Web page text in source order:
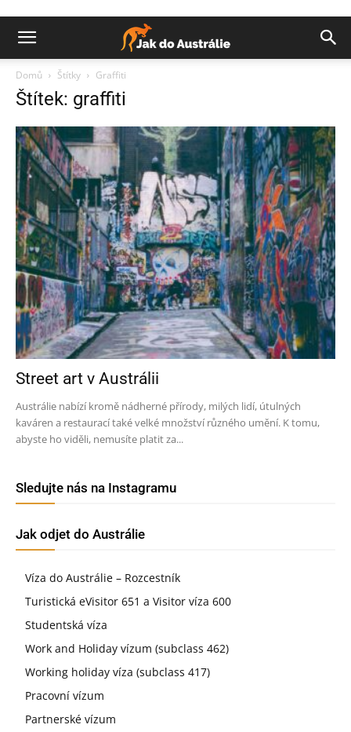
Domů Štítky Graffiti
Štítek: graffiti
Street art v Austrálii
Austrálie nabízí kromě nádherné přírody, milých lidí, útulných
kaváren a restaurací také velké množství různého umění. K tomu,
abyste ho viděli, nemusíte platit za...
Sledujte nás na Instagramu
Jak odjet do Austrálie
Víza do Austrálie – Rozcestník
Turistická eVisitor 651 a Visitor víza 600
Studentská víza
Work and Holiday vízum (subclass 462)
Working holiday víza (subclass 417)
Pracovní vízum
Partnerské vízum